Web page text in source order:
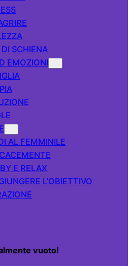
SCHIENA
EMOZIONI
AL FEMMINILE
E RELAX
L’OBIETTIVO
vuoto!